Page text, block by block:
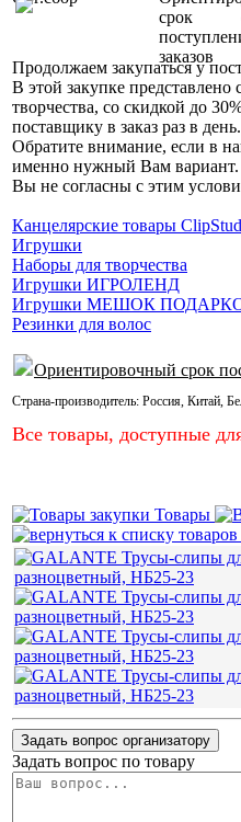
Продолжаем закупаться у
В этой закупке
творчества, со скидкой до
поставщику в заказ раз в день.
Обратите внимание, если в
именно нужный Вам вариант.
Вы не согласны с этим
Канцелярские товары
Игрушки
Наборы для творчества
Игрушки ИГРОЛЕНД
Игрушки МЕШОК
Резинки для волос
Ориентировочный срок
Страна-производитель: Россия, Китай,
Все товары, доступные
Товары
Задать вопрос организатору
Задать вопрос по товару